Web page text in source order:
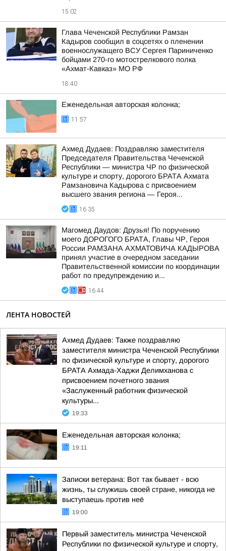
15:02
Глава Чеченской Республики Рамзан
Кадыров сообщил в соцсетях о пленении
военнослужащего ВСУ Сергея Париниченко
бойцами 270-го мотострелкового полка
«Ахмат-Кавказ» МО РФ
18:40
Еженедельная авторская колонка;
11:57
Ахмед Дудаев: Поздравляю заместителя
Председателя Правительства Чеченской
Республики — министра ЧР по физической
культуре и спорту, дорогого БРАТА Ахмата
Рамзановича Кадырова с присвоением
высшего звания региона — Героя...
16:35
Магомед Даудов: Друзья! По поручению
моего ДОРОГОГО БРАТА, Главы ЧР, Героя
России РАМЗАНА АХМАТОВИЧА КАДЫРОВА
принял участие в очередном заседании
Правительственной комиссии по координации
работ по предупреждению и...
16:44
ЛЕНТА НОВОСТЕЙ
Ахмед Дудаев: Также поздравляю
заместителя министра Чеченской Республики
по физической культуре и спорту, дорогого
БРАТА Ахмада-Хаджи Делимханова с
присвоением почетного звания
«Заслуженный работник физической
культуры...
19:33
Еженедельная авторская колонка;
19:11
Записки ветерана: Вот так бывает - всю
жизнь, ты служишь своей стране, никогда не
выступаешь против неё
19:00
Первый заместитель министра Чеченской
Республики по физической культуре и спорту,